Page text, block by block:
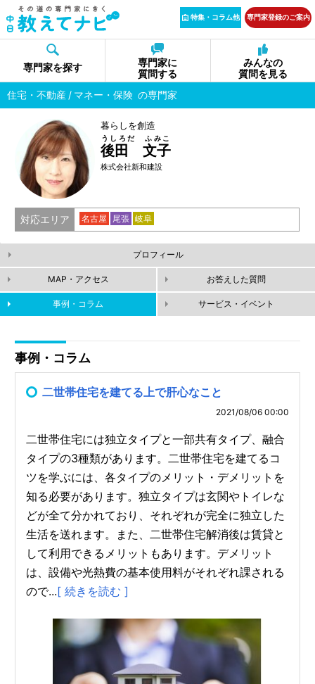
特集・コラム他 専門家登録のご案内
専門家を探す
専門家に
質問する
みんなの
質問を見る
住宅・不動産
マネー・保険 の専門家
暮らしを創造
後田 文子
うしろだ ふみこ
株式会社新和建設
対応エリア 名古屋 尾張 岐阜
プロフィール
MAP・アクセス お答えした質問
事例・コラム サービス・イベント
事例・コラム
二世帯住宅を建てる上で肝心なこと
2021/08/06 00:00
二世帯住宅には独立タイプと一部共有タイプ、融合
タイプの3種類があります。二世帯住宅を建てるコ
ツを学ぶには、各タイプのメリット・デメリットを
知る必要があります。独立タイプは玄関やトイレな
どが全て分かれており、それぞれが完全に独立した
生活を送れます。また、二世帯住宅解消後は賃貸と
して利用できるメリットもあります。デメリット
は、設備や光熱費の基本使用料がそれぞれ課される
ので...[ 続きを読む ]